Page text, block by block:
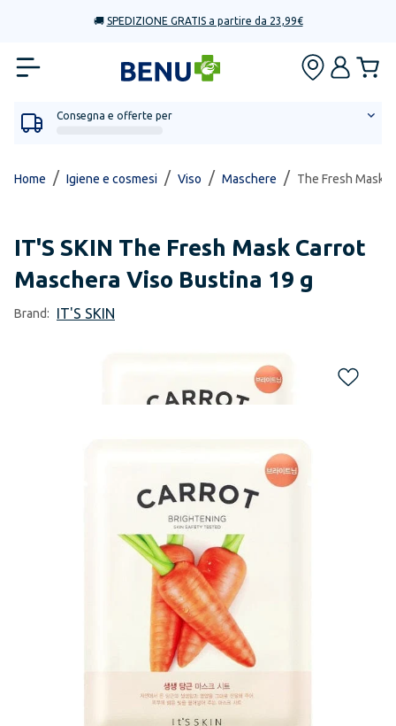
🚚 SPEDIZIONE GRATIS a partire da 23,99€
Consegna e offerte per
Home / Igiene e cosmesi / Viso / Maschere / The Fresh Mask
IT'S SKIN The Fresh Mask Carrot
Maschera Viso Bustina 19 g
Brand: IT'S SKIN